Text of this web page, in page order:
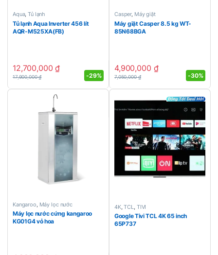
Aqua,Tủ lạnh
Tủ lạnh Aqua Inverter 456 lít
AQR-M525XA(FB)
12,700,000₫
17,900,000₫ -29%
Casper, Máy giặt
Máy giặt Casper 8.5 kg WT-
85N68BGA
4,900,000 ₫
7,050,000₫ -30%
Kangaroo Máy lọc nước
Máy lọc nước cứng kangaroo
KG01G4 vỏ hoa
4K,TCL TIVI
Google Tivi TCL 4K 65 inch
65P737